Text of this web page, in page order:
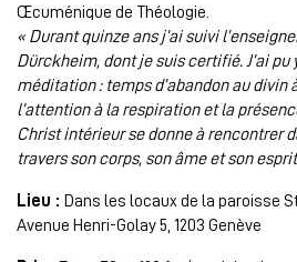
Œcuménique de Théologie.
« Durant quinze ans j’ai suivi
Dürckheim, dont je suis certifié. J’ai pu
méditation : temps d’abandon au divin
l’attention à la respiration et la
Christ intérieur se donne à rencontrer
travers son corps, son âme et son
Lieu : Dans les locaux de la paroisse
Avenue Henri-Golay 5, 1203 Genève